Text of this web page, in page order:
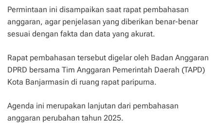
Permintaan ini disampaikan saat rapat pembahasan
anggaran, agar penjelasan yang diberikan benar-benar
sesuai dengan fakta dan data yang akurat.
Rapat pembahasan tersebut digelar oleh Badan Anggaran
DPRD bersama Tim Anggaran Pemerintah Daerah (TAPD)
Kota Banjarmasin di ruang rapat paripurna.
Agenda ini merupakan lanjutan dari pembahasan
anggaran perubahan tahun 2025.